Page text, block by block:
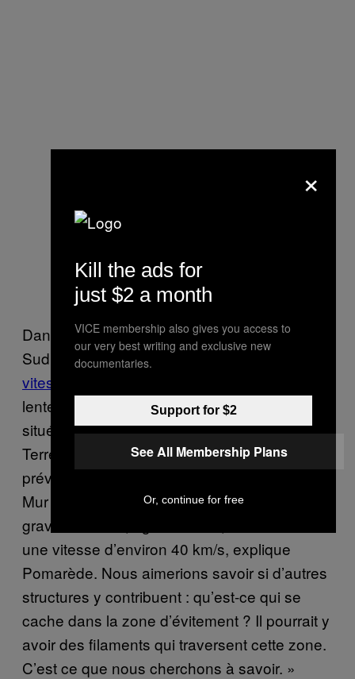
Dans la partie obscurcie du Mur du Pôle
Sud, la carte Cosmicflows-3 a enregistré des
vitesses de galaxies
lentes que prévu, tandis que les galaxies
situées dans la partie la plus proche de la
Terre se déplaçaient un peu plus vite que
prévu. « Notre étude nous a montré que le
Mur du Pôle Sud, en raison de son attraction
gravitationnelle, agit sur nous, nous donnant
une vitesse d’environ 40 km/s, explique
Pomarède. Nous aimerions savoir si d’autres
structures y contribuent : qu’est-ce qui se
cache dans la zone d’évitement ? Il pourrait y
avoir des filaments qui traversent cette zone.
C’est ce que nous cherchons à savoir. »
×
Kill the ads for
just $2 a month
VICE membership also gives you access to
our very best writing and exclusive new
documentaries.
Support for $2
See All Membership Plans
Or, continue for free